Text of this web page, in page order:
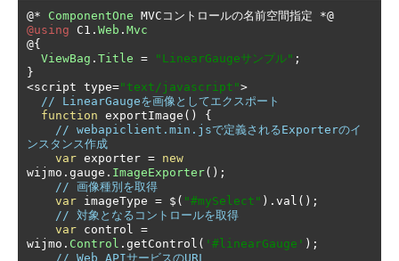
@* ComponentOne MVC コントロールの名前空間指定
*@
@using C1 . Web . Mvc
@{
ViewBag . Title = "LinearGaugeサンプル" ;
}
<script type="text/javascript">
// LinearGaugeを画像としてエクスポート
function exportImage ()
{
// webapiclient.min.jsで定義されるExporterのイ
ンスタンス作成
var exporter = new
wijmo . gauge . ImageExporter();
// 画像種別を取得
var imageType = $ ( "#mySelect" ). val ();
// 対象となるコントロールを取得
var control =
wijmo . Control . getControl ( '#linearGauge' );
// Web APIサービスのURL